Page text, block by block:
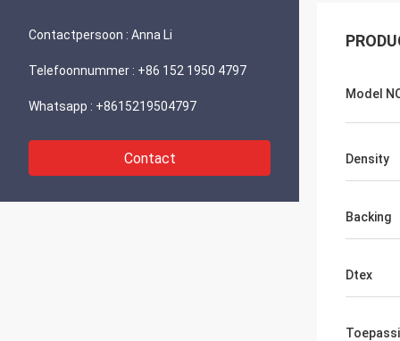
Contactpersoon : Anna Li
Telefoonnummer : +86 152 1950 4797
Whatsapp : +8615219504797
Contact
Model
Density
Backing
Dtex